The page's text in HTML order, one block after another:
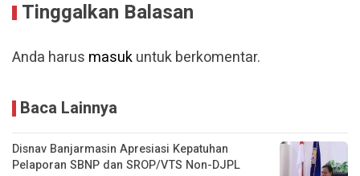
Tinggalkan Balasan
Anda harus masukuntuk berkomentar.
Baca Lainnya
Disnav Banjarmasin Apresiasi Kepatuhan
Pelaporan SBNP dan SROP/VTS Non-DJPL